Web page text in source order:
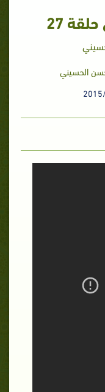
27
الحسيني